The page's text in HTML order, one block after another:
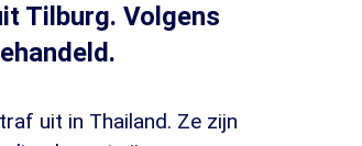
Tilburg. Volgens
uit in Thailand. Ze zijn